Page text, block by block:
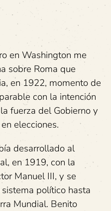
en Washington me
sobre Roma que
en 1922, momento de
con la intención
fuerza del Gobierno y
elecciones.
desarrollado al
en 1919, con la
Manuel III, y se
político hasta
Mundial. Benito